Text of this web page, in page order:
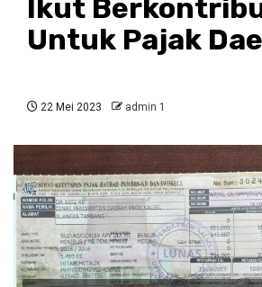
Ikut
Untuk Pajak
22 Mei 2023 admin 1